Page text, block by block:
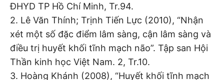
ĐHYD TP Hồ Chí Minh, Tr.94.
2. Lê Văn Thính; Trịnh Tiến Lực (2010), “Nhận
xét một số đặc điểm lâm sàng, cận lâm sàng và
điều trị huyết khối tĩnh mạch não”. Tập san Hội
Thần kinh học Việt Nam. 2, Tr.10.
3. Hoàng Khánh (2008), “Huyết khối tĩnh mạch